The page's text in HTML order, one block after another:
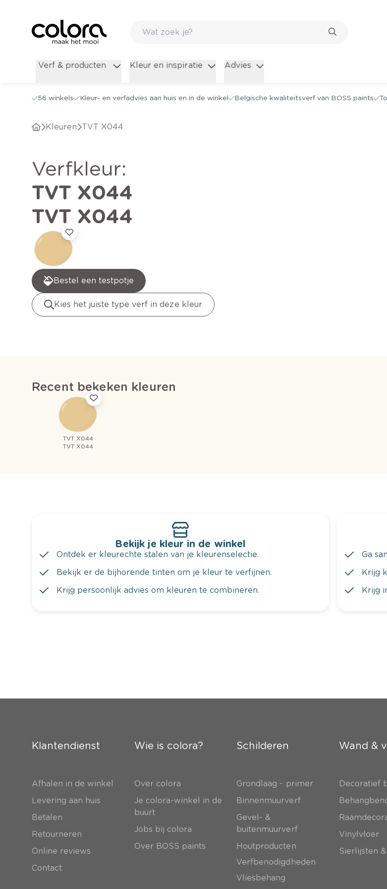
Verf & producten Kleur en inspiratie Advies
56 winkels Kleur- en verfadvies aan huis en in de winkel Belgische kwaliteitsverf van BOSS paints
Kleuren TVT X044
verfkleur:
TVT X044
TVT X044
Bestel een testpotje
Kies het juiste type verf in deze kleur
Recent bekeken kleuren
TVT X044
TVT X044
Bekijk je kleur in de winkel
Ontdek er kleurechte stalen van je kleurenselectie.
Bekijk er de bijhorende tinten om je kleur te verfijnen.
Krijg persoonlijk advies om kleuren te combineren.
Ga
Krijg
Krijg
Klantendienst
Afhalen in de winkel
Levering aan huis
Betalen
Retourneren
Online reviews
Contact
Wie is colora?
Over colora
Je colora-winkel in de
buurt
Jobs bij colora
Over BOSS paints
Schilderen
Grondlaag - primer
Binnenmuurverf
Gevel- &
buitenmuurverf
Houtproducten
Verfbenodigdheden
Vliesbehang
Wand &
Decoratief
Vinylvloer
Sierlijsten